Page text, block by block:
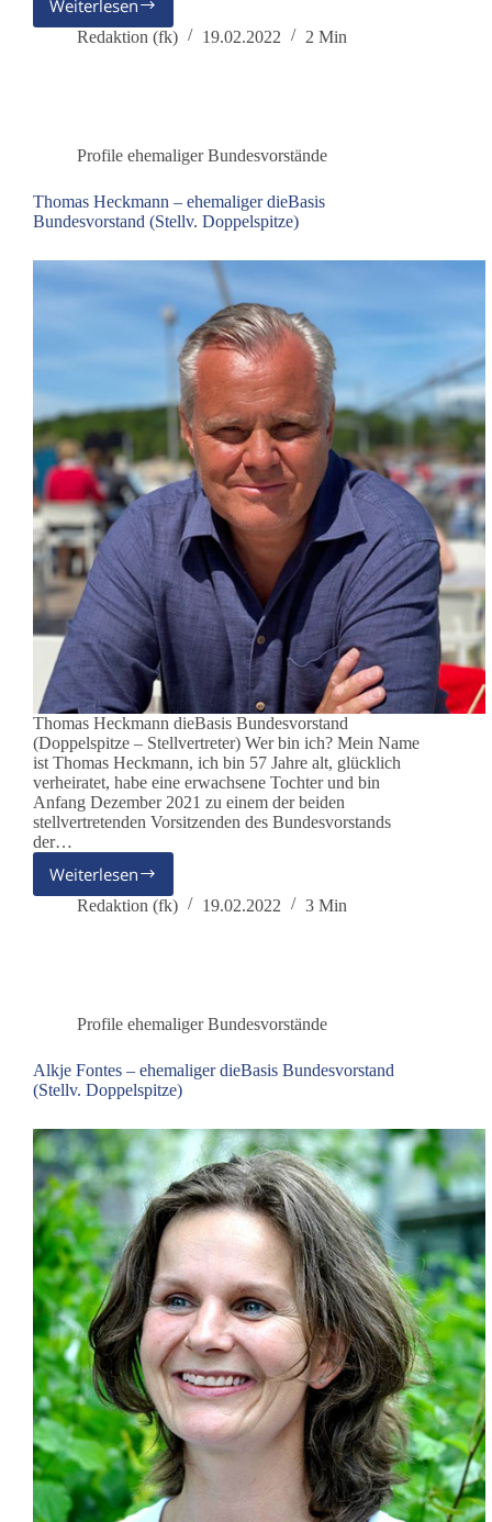
Weiterlesen
Andrea
Henning
(Stellv.
Schatzmeisterin)
Redaktion (fk) 19.02.2022 2 Min
Profile ehemaliger Bundesvorstände
Thomas Heckmann – ehemaliger dieBasis
Bundesvorstand (Stellv. Doppelspitze)
Thomas Heckmann dieBasis Bundesvorstand
(Doppelspitze – Stellvertreter) Wer bin ich? Mein Name
ist Thomas Heckmann, ich bin 57 Jahre alt, glücklich
verheiratet, habe eine erwachsene Tochter und bin
Anfang Dezember 2021 zu einem der beiden
stellvertretenden Vorsitzenden des Bundesvorstands
der…
Weiterlesen
Thomas
Heckmann
(Stellv.
Doppelspitze)
Redaktion (fk) 19.02.2022 3 Min
Profile ehemaliger Bundesvorstände
Alkje Fontes – ehemaliger dieBasis Bundesvorstand
(Stellv. Doppelspitze)